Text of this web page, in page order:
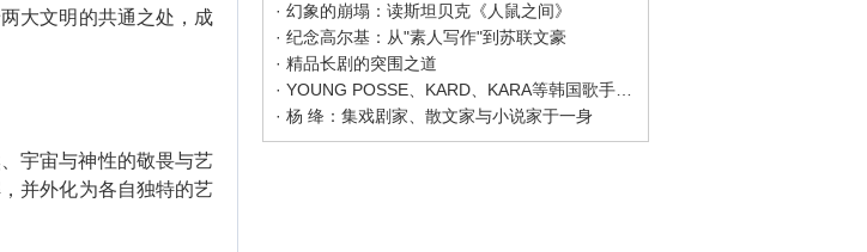
大文明的共通之处，成
宇宙与神性的敬畏与艺
并外化为各自独特的艺
· 幻象的崩塌：读斯坦贝克《人鼠之间》
· 纪念高尔基：从"素人写作"到苏联文豪
· 精品长剧的突围之道
· YOUNG POSSE、KARD、KARA等韩国歌手正版音源全面回归网易云音乐
· 杨 绛：集戏剧家、散文家与小说家于一身